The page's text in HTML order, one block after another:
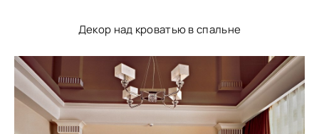
Декор над кроватью в спальне